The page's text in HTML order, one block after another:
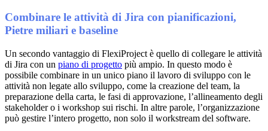
Combinare le attività di Jira con pianificazioni,
Pietre miliari e baseline
Un secondo vantaggio di FlexiProject è quello di collegare le attività
di Jira con un piano di progetto più ampio. In questo modo è
possibile combinare in un unico piano il lavoro di sviluppo con le
attività non legate allo sviluppo, come la creazione del team, la
preparazione della carta, le fasi di approvazione, l’allineamento degli
stakeholder o i workshop sui rischi. In altre parole, l’organizzazione
può gestire l’intero progetto, non solo il workstream del software.